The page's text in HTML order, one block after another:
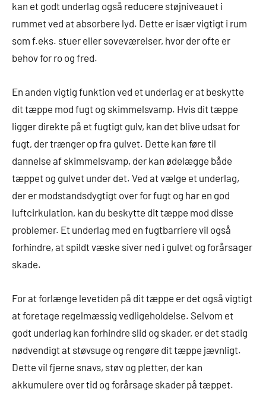
kan et godt underlag også reducere støjniveauet i
rummet ved at absorbere lyd. Dette er især vigtigt i rum
som f.eks. stuer eller soveværelser, hvor der ofte er
behov for ro og fred.
En anden vigtig funktion ved et underlag er at beskytte
dit tæppe mod fugt og skimmelsvamp. Hvis dit tæppe
ligger direkte på et fugtigt gulv, kan det blive udsat for
fugt, der trænger op fra gulvet. Dette kan føre til
dannelse af skimmelsvamp, der kan ødelægge både
tæppet og gulvet under det. Ved at vælge et underlag,
der er modstandsdygtigt over for fugt og har en god
luftcirkulation, kan du beskytte dit tæppe mod disse
problemer. Et underlag med en fugtbarriere vil også
forhindre, at spildt væske siver ned i gulvet og forårsager
skade.
For at forlænge levetiden på dit tæppe er det også vigtigt
at foretage regelmæssig vedligeholdelse. Selvom et
godt underlag kan forhindre slid og skader, er det stadig
nødvendigt at støvsuge og rengøre dit tæppe jævnligt.
Dette vil fjerne snavs, støv og pletter, der kan
akkumulere over tid og forårsage skader på tæppet.